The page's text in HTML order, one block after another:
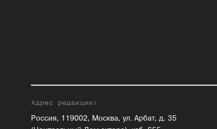
Адрес редакции:
Россия, 119002, Москва, ул. Арбат, д. 35